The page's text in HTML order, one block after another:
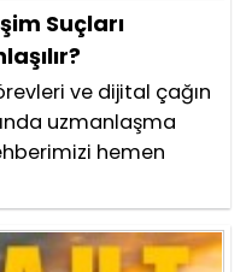
Suçları
ve dijital çağın
uzmanlaşma
hemen